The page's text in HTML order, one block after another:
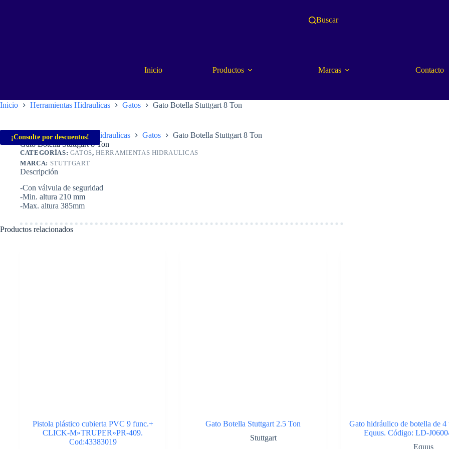
Buscar
Inicio Productos Marcas Contacto
Inicio Herramientas Hidraulicas Gatos Gato Botella Stuttgart 8 Ton
¡Consulte por descuentos!
Inicio Herramientas Hidraulicas Gatos
Gato Botella Stuttgart 8 Ton
Gato Botella Stuttgart 8 Ton
CATEGORÍAS: GATOS,HERRAMIENTAS HIDRAULICAS
MARCA: STUTTGART
Descripción
-Con válvula de seguridad
-Min. altura 210 mm
-Max. altura 385mm
Productos relacionados
Pistola plástico cubierta PVC 9 func.+
CLICK-M»TRUPER»PR-409.
Cod:43383019
Gato Botella Stuttgart 2.5 Ton
Stuttgart
Gato hidráulico de botella de 4
Equus. Código: LD-
Equus